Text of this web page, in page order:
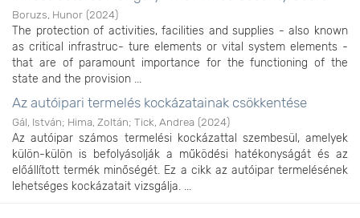
Boruzs, Hunor (2024)
The protection of activities, facilities and supplies - also known
as critical infrastruc- ture elements or vital system elements -
that are of paramount importance for the functioning of the
state and the provision ...
Az autóipari termelés kockázatainak csökkentése
Gál, István; Hima, Zoltán; Tick, Andrea (2024)
Az autóipar számos termelési kockázattal szembesül, amelyek
külön-külön is befolyásolják a működési hatékonyságát és az
előállított termék minőségét. Ez a cikk az autóipar termelésének
lehetséges kockázatait vizsgálja. ...